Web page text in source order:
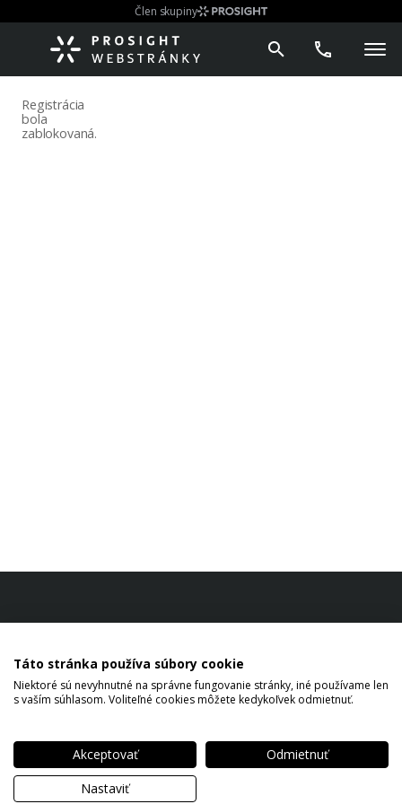
Člen skupiny
Registrácia
bola
zablokovaná.
Copyright © 2026 PROSIGHT Slovensko, a.s. All rights reserved.
Táto stránka používa súbory cookie
Niektoré sú nevyhnutné na správne fungovanie stránky, iné používame len
s vaším súhlasom. Voliteľné cookies môžete kedykoľvek odmietnuť.
Akceptovať
Odmietnuť
Nastaviť